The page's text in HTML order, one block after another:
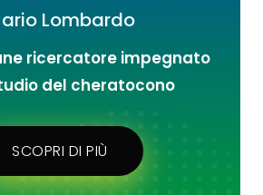
Lombardo
ricercatore impegnato
del cheratocono
SCOPRI DI PIÙ